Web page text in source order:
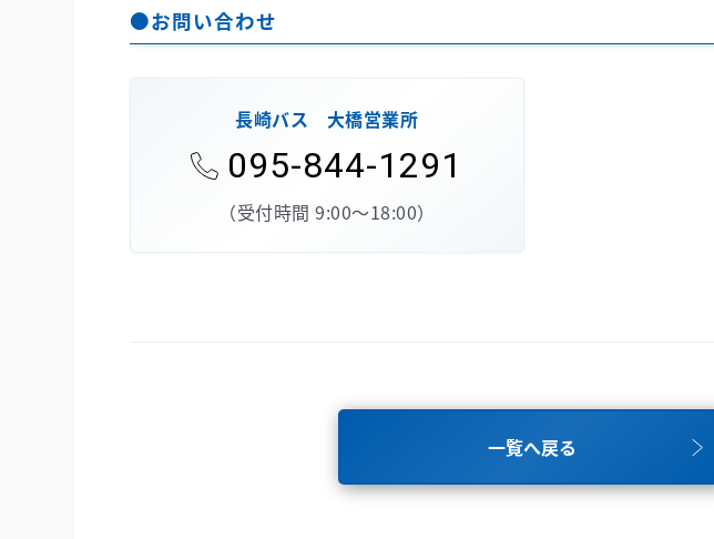
●お問い合わせ
長崎バス 大橋営業所
095-844-1291
（受付時間 9:00～18:00）
一覧へ戻る